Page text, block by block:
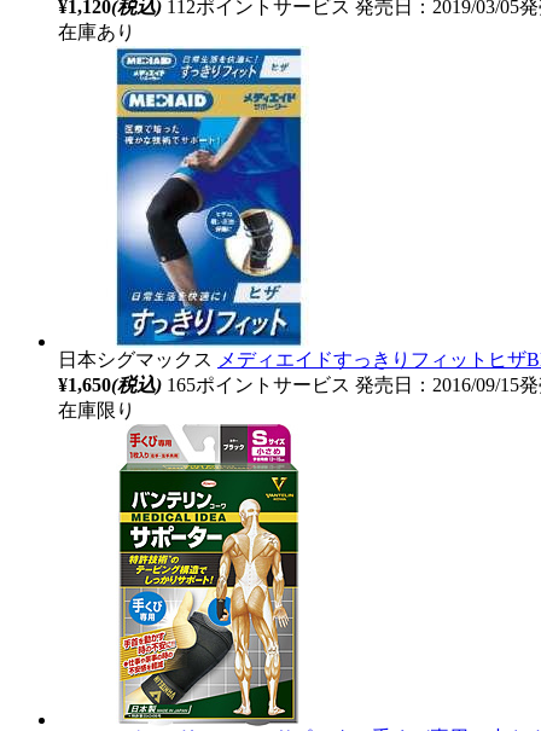
¥1,120(税込) 112ポイントサービス 発売日：2019/03/05
在庫あり
日本シグマックス メディエイドすっきりフィットヒ
¥1,650(税込) 165ポイントサービス 発売日：2016/09/15
在庫限り